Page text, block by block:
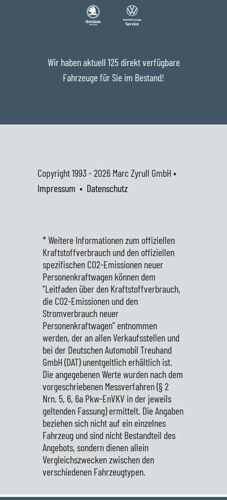
Wir haben aktuell 125 direkt verfügbare
Fahrzeuge für Sie im Bestand!
Copyright 1993 - 2026 Marc Zyrull GmbH •
Impressum • Datenschutz
* Weitere Informationen zum offiziellen
Kraftstoffverbrauch und den offiziellen
spezifischen CO2-Emissionen neuer
Personenkraftwagen können dem
"Leitfaden über den Kraftstoffverbrauch,
die CO2-Emissionen und den
Stromverbrauch neuer
Personenkraftwagen" entnommen
werden, der an allen Verkaufsstellen und
bei der Deutschen Automobil Treuhand
GmbH (DAT) unentgeltlich erhältlich ist.
Die angegebenen Werte wurden nach dem
vorgeschriebenen Messverfahren (§ 2
Nrn. 5, 6, 6a Pkw-EnVKV in der jeweils
geltenden Fassung) ermittelt. Die Angaben
beziehen sich nicht auf ein einzelnes
Fahrzeug und sind nicht Bestandteil des
Angebots, sondern dienen allein
Vergleichszwecken zwischen den
verschiedenen Fahrzeugtypen.